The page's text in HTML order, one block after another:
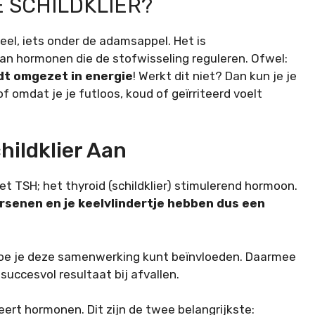
SCHILDKLIER?
iets onder de adamsappel. Het is
hormonen die de stofwisseling reguleren. Ofwel:
omgezet in energie! Werkt dit niet? Dan kun je je
omdat je je futloos, koud of geïrriteerd voelt
Aan
TSH; het thyroid (schildklier) stimulerend hormoon.
en je keelvlindertje hebben dus een
je deze samenwerking kunt beïnvloeden. Daarmee
resultaat bij afvallen.
hormonen. Dit zijn de twee belangrijkste: